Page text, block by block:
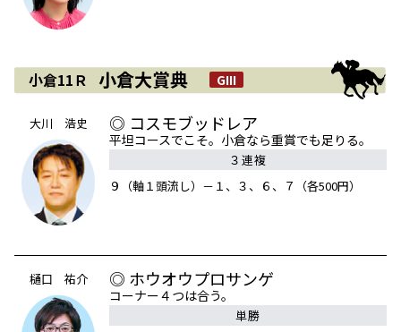
小倉11Ｒ 小倉大賞典 GIII
大川 浩史 ◎ コスモブッドレア
平坦コースでこそ。小倉なら重賞でも足りる。
３連複
９（軸１頭流し）－１、３、６、７（各500円）
樋口 祐介 ◎ ホウオウプロサンゲ
コーナー４つは合う。
単勝